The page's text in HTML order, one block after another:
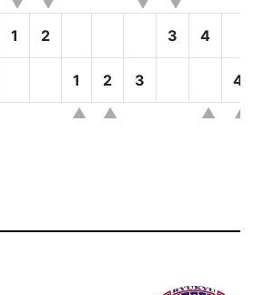
1 2 3 4
1 2 3 4